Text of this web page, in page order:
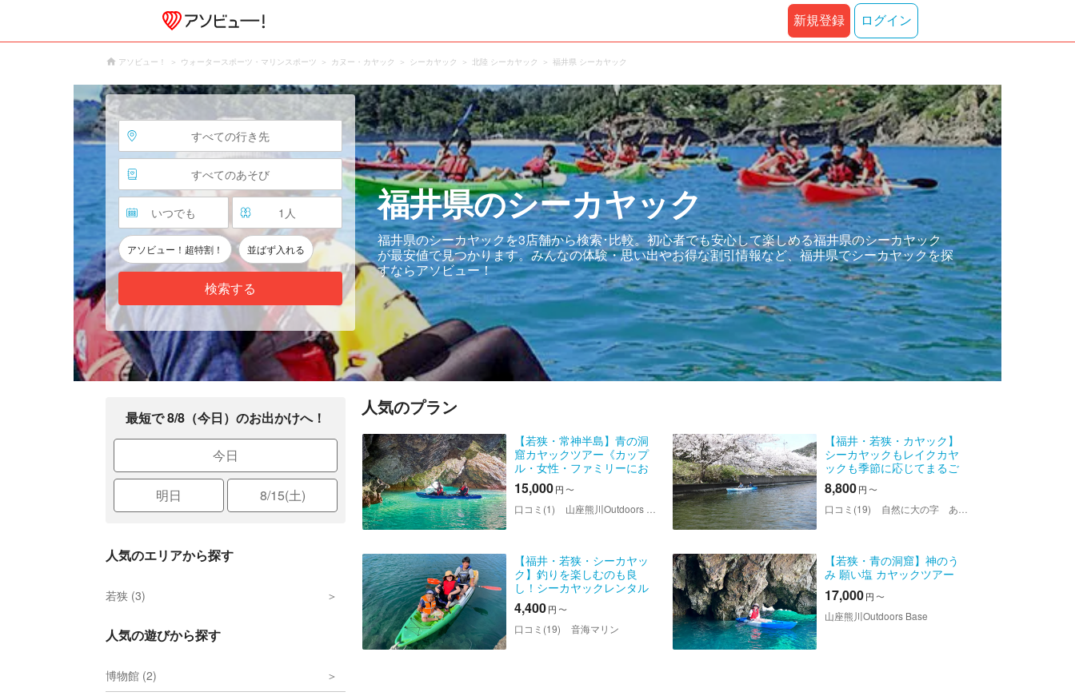
新規登録 ログイン
アソビュー！ ウォータースポーツ・マリンスポーツ カヌー・カヤック シーカヤック 北陸 シーカヤック 福井県 シーカヤック
すべての行き先
すべてのあそび
いつでも 1 人
アソビュー！超特割！ 並ばず入れる
検索する
福井県のシーカヤック
福井県のシーカヤックを3店舗から検索･比較。初心者でも安心して楽しめる福井県のシーカヤック
が最安値で見つかります。みんなの体験・思い出やお得な割引情報など、福井県でシーカヤックを探
すならアソビュー！
最短で 8/8（今日）のお出かけへ！
今日
明日 8/15(土)
人気のエリアから探す
若狭 (3)
人気の遊びから探す
博物館 (2)
人気のプラン
【若狭・常神半島】青の洞
窟カヤックツアー《カップ
ル・女性・ファミリーにお
すすめ！ワンちゃんOK！写
真映え間違いなしの絶景ス
ポット！》
15,000円 〜
口コミ(1) 山座熊川Outdoors Base
【福井・若狭・カヤック】
シーカヤックもレイクカヤ
ックも季節に応じてまるご
と楽しむツアー！
8,800円 〜
口コミ(19) 自然に大の字 あそぼーや
【福井・若狭・シーカヤッ
ク】釣りを楽しむのも良
し！シーカヤックレンタル
（2.5人用）
4,400円 〜
口コミ(19) 音海マリン
【若狭・青の洞窟】神のう
み 願い塩 カヤックツアー
17,000円 〜
山座熊川Outdoors Base